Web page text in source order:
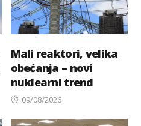
Mali reaktori, velika
obećanja – novi
nuklearni trend
Posted
09/08/2026